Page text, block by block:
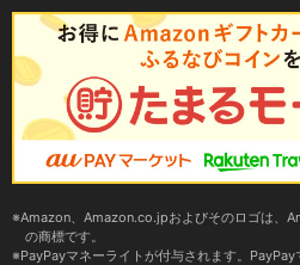
Amazon、Amazon.co.jpおよびそのロゴは、
の商標です。
PayPayマネーライトが付与されます。PayPay